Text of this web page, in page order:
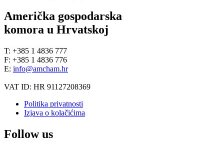
Američka gospodarska
komora u Hrvatskoj
T: +385 1 4836 777
F: +385 1 4836 776
E: info@amcham.hr
VAT ID: HR 91127208369
Politika privatnosti
Izjava o kolačićima
Follow us